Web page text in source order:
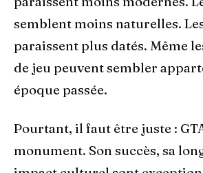
semblent moins naturelles.
paraissent plus datés. Même
de jeu peuvent sembler
époque passée.
Pourtant, il faut être juste :
monument. Son succès, sa